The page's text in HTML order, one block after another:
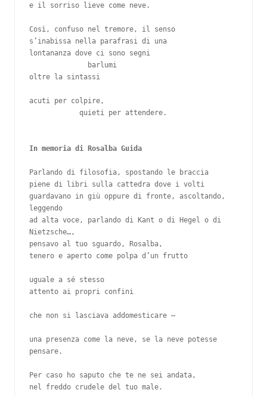
e il sorriso lieve come neve.
Così, confuso nel tremore, il senso
s’inabissa nella parafrasi di una
lontananza dove ci sono segni
              barlumi
oltre la sintassi
acuti per colpire,
            quieti per attendere.
Parlando di filosofia, spostando le braccia
piene di libri sulla cattedra dove i volti
guardavano in giù oppure di fronte, ascoltando,
leggendo
ad alta voce, parlando di Kant o di Hegel o di
Nietzsche…,
pensavo al tuo sguardo, Rosalba,
tenero e aperto come polpa d’un frutto
uguale a sé stesso
attento ai propri confini
che non si lasciava addomesticare –
una presenza come la neve, se la neve potesse
pensare.
Per caso ho saputo che te ne sei andata,
nel freddo crudele del tuo male.